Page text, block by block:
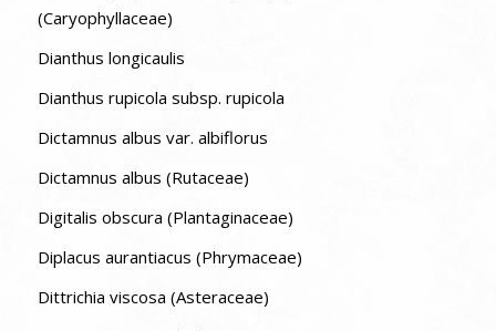
(Caryophyllaceae)
Dianthus longicaulis
Dianthus rupicola subsp. rupicola
Dictamnus albus var. albiflorus
Dictamnus albus (Rutaceae)
Digitalis obscura (Plantaginaceae)
Diplacus aurantiacus (Phrymaceae)
Dittrichia viscosa (Asteraceae)